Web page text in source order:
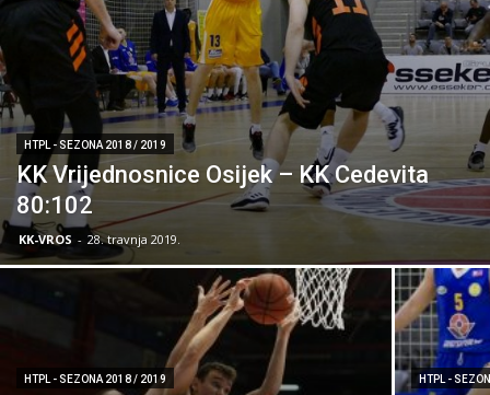
HTPL - SEZONA 2018 / 2019
KK Vrijednosnice Osijek – KK Cedevita
80:102
KK-VROS - 28. travnja 2019.
HTPL - SEZONA 2018 / 2019 HTPL -